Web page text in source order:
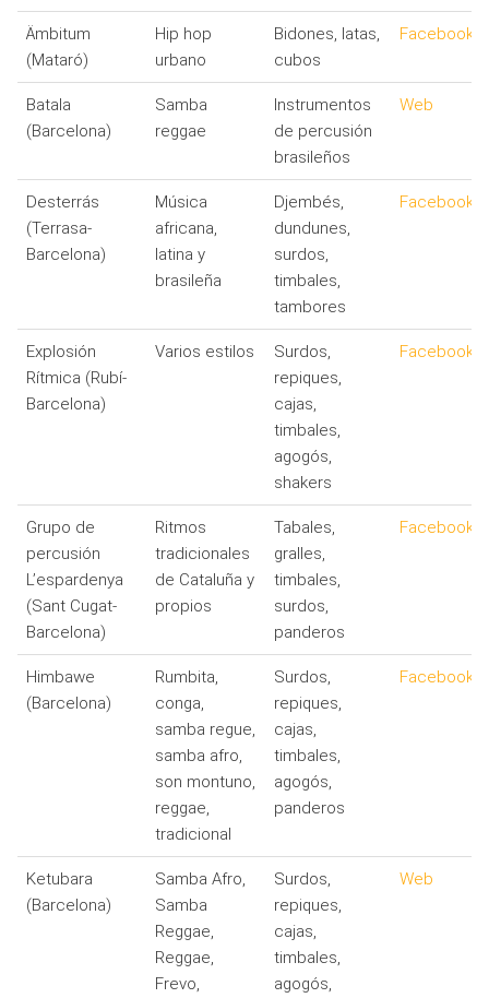
Ämbitum
(Mataró)
Hip hop
urbano
Bidones, latas,
cubos
Facebook
Batala
(Barcelona)
Samba
reggae
Instrumentos
de percusión
brasileños
Web
Desterrás
(Terrasa-
Barcelona)
Música
africana,
latina y
brasileña
Djembés,
dundunes,
surdos,
timbales,
tambores
Facebook
Explosión
Rítmica (Rubí-
Barcelona)
Varios estilos
Surdos,
repiques,
cajas,
timbales,
agogós,
shakers
Facebook
Grupo de
percusión
L’espardenya
(Sant Cugat-
Barcelona)
Ritmos
tradicionales
de Cataluña y
propios
Tabales,
gralles,
timbales,
surdos,
panderos
Facebook
Himbawe
(Barcelona)
Rumbita,
conga,
samba regue,
samba afro,
son montuno,
reggae,
tradicional
Surdos,
repiques,
cajas,
timbales,
agogós,
panderos
Facebook
Ketubara
(Barcelona)
Samba Afro,
Samba
Reggae,
Reggae,
Frevo,
Surdos,
repiques,
cajas,
timbales,
agogós,
Web